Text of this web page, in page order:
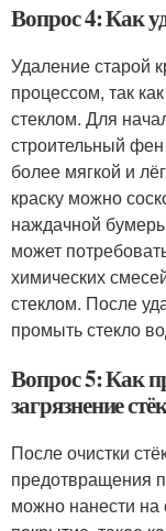
Вопрос 4: Как
Удаление старой
процессом, так
стеклом. Для
строительный фен
более мягкой и
краску можно
наждачной
может
химических
стеклом. После
промыть стекло
Вопрос 5: Как
загрязнение
После очистки
предотвращения
можно нанести на